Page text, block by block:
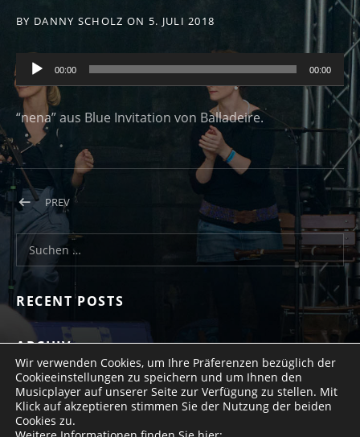
BY DANNY SCHOLZ ON 5. JULI 2018
Audio-Player
00:00 00:00
“nena” aus Blue Invitation von Balladeire.
Beitragsnavigation
PREVPOST: NENA
Suchen nach:
RECENT POSTS
ARCHIV
Wir verwenden Cookies, um Ihre Präferenzen bezüglich der
Cookieeinstellungen zu speichern und um Ihnen den
Musicplayer auf unserer Seite zur Verfügung zu stellen. Mit
Klick auf akzeptieren stimmen Sie der Nutzung der beiden
Cookies zu.